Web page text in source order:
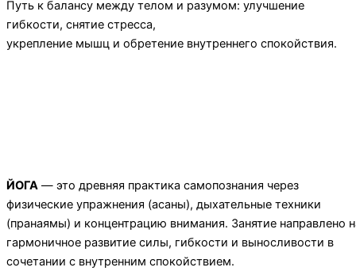
Путь к балансу между телом и разумом: улучшение
гибкости, снятие стресса,
укрепление мышц и обретение внутреннего спокойствия.
ЙОГА — это древняя практика самопознания через
физические упражнения (асаны), дыхательные техники
(пранаямы) и концентрацию внимания. Занятие направлено
гармоничное развитие силы, гибкости и выносливости в
сочетании с внутренним спокойствием.